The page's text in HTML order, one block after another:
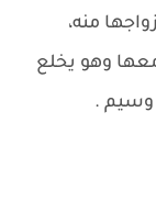
منه،
وهو يخلع
وسيم .